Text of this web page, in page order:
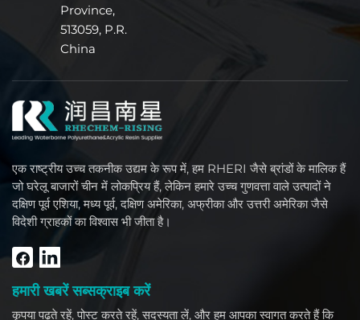
Province,
513059, P.R.
China
एक राष्ट्रीय उच्च तकनीक उद्यम के रूप में, हम RHERI जैसे ब्रांडों के मालिक हैं
जो घरेलू बाजारों चीन में लोकप्रिय हैं, लेकिन हमारे उच्च गुणवत्ता वाले उत्पादों ने
दक्षिण पूर्व एशिया, मध्य पूर्व, दक्षिण अमेरिका, अफ्रीका और उत्तरी अमेरिका जैसे
विदेशी ग्राहकों का विश्वास भी जीता है।
हमारी खबरें सब्सक्राइब करें
कृपया पढ़ते रहें, पोस्ट करते रहें, सदस्यता लें, और हम आपका स्वागत करते हैं कि